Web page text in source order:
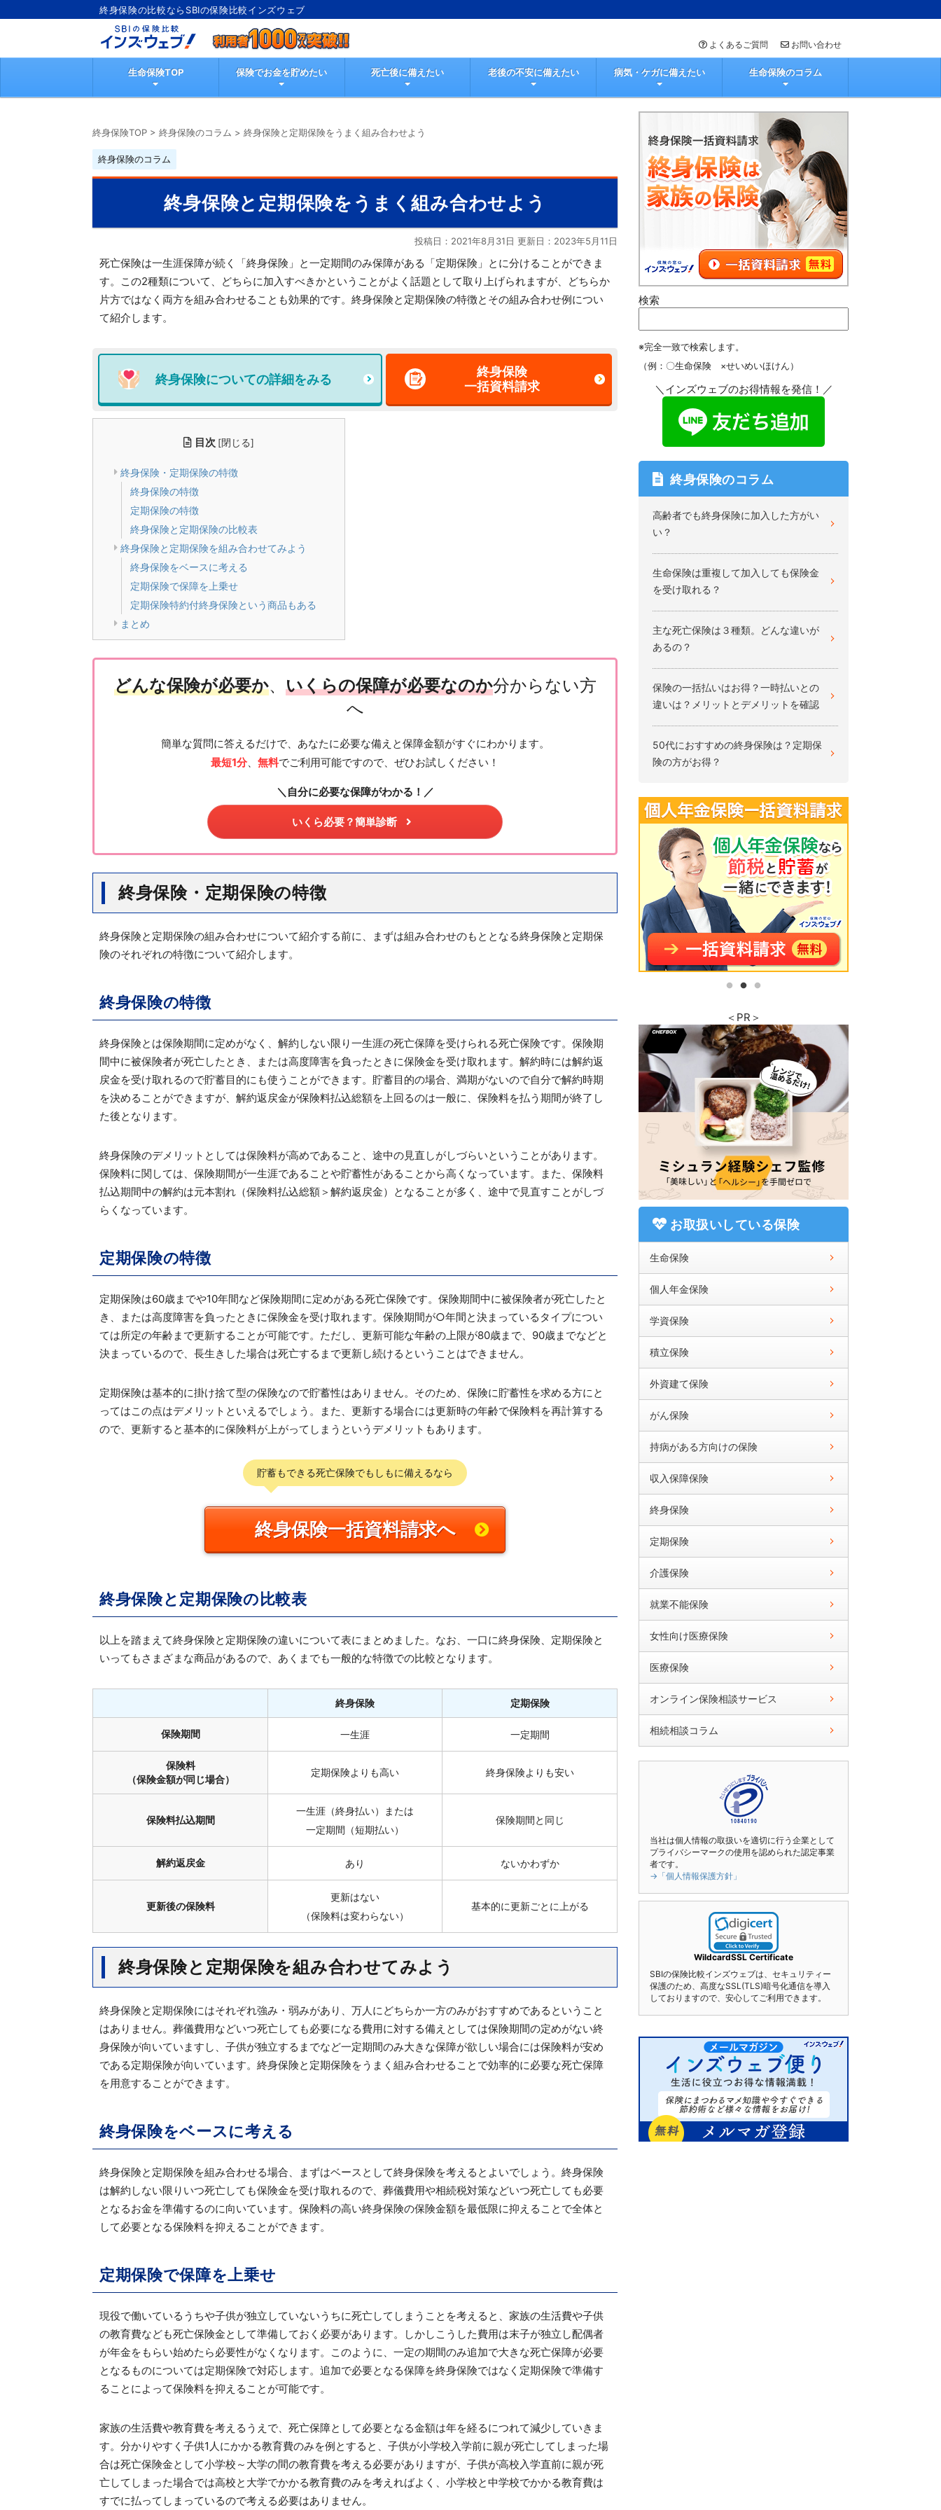
終身保険の比較ならSBIの保険比較インズウェブ
よくあるご質問 お問い合わせ
生命保険TOP 保険でお金を貯めたい 死亡後に備えたい 老後の不安に備えたい 病気・ケガに備えたい 生命保険のコラム
終身保険TOP > 終身保険のコラム > 終身保険と定期保険をうまく組み合わせよう
終身保険のコラム
終身保険と定期保険をうまく組み合わせよう
投稿日：2021年8月31日 更新日： 2023年5月11日
死亡保険は一生涯保障が続く「終身保険」と一定期間のみ保障がある「定期保険」とに分けることができま
す。この2種類について、どちらに加入すべきかということがよく話題として取り上げられますが、どちらか
片方ではなく両方を組み合わせることも効果的です。終身保険と定期保険の特徴とその組み合わせ例につい
て紹介します。
終身保険についての詳細をみる
終身保険
一括資料請求
目次 [閉じる]
終身保険・定期保険の特徴
終身保険の特徴
定期保険の特徴
終身保険と定期保険の比較表
終身保険と定期保険を組み合わせてみよう
終身保険をベースに考える
定期保険で保障を上乗せ
定期保険特約付終身保険という商品もある
まとめ
どんな保険が必要か、 いくらの保障が必要なのか分からない方
へ
簡単な質問に答えるだけで、あなたに必要な備えと保障金額がすぐにわかります。
最短1分、 無料でご利用可能ですので、ぜひお試しください！
＼自分に必要な保障がわかる！／
いくら必要？簡単診断
終身保険・定期保険の特徴
終身保険と定期保険の組み合わせについて紹介する前に、まずは組み合わせのもととなる終身保険と定期保
険のそれぞれの特徴について紹介します。
終身保険の特徴
終身保険とは保険期間に定めがなく、解約しない限り一生涯の死亡保障を受けられる死亡保険です。保険期
間中に被保険者が死亡したとき、または高度障害を負ったときに保険金を受け取れます。解約時には解約返
戻金を受け取れるので貯蓄目的にも使うことができます。貯蓄目的の場合、満期がないので自分で解約時期
を決めることができますが、解約返戻金が保険料払込総額を上回るのは一般に、保険料を払う期間が終了し
た後となります。
終身保険のデメリットとしては保険料が高めであること、途中の見直しがしづらいということがあります。
保険料に関しては、保険期間が一生涯であることや貯蓄性があることから高くなっています。また、保険料
払込期間中の解約は元本割れ（保険料払込総額＞解約返戻金）となることが多く、途中で見直すことがしづ
らくなっています。
定期保険の特徴
定期保険は60歳までや10年間など保険期間に定めがある死亡保険です。保険期間中に被保険者が死亡したと
き、または高度障害を負ったときに保険金を受け取れます。保険期間が○年間と決まっているタイプについ
ては所定の年齢まで更新することが可能です。ただし、更新可能な年齢の上限が80歳まで、90歳までなどと
決まっているので、長生きした場合は死亡するまで更新し続けるということはできません。
定期保険は基本的に掛け捨て型の保険なので貯蓄性はありません。そのため、保険に貯蓄性を求める方にと
ってはこの点はデメリットといえるでしょう。また、更新する場合には更新時の年齢で保険料を再計算する
ので、更新すると基本的に保険料が上がってしまうというデメリットもあります。
貯蓄もできる死亡保険でもしもに備えるなら
終身保険一括資料請求へ
終身保険と定期保険の比較表
以上を踏まえて終身保険と定期保険の違いについて表にまとめました。なお、一口に終身保険、定期保険と
いってもさまざまな商品があるので、あくまでも一般的な特徴での比較となります。
終身保険 定期保険
保険期間 一生涯 一定期間
保険料
（保険金額が同じ場合）
定期保険よりも高い 終身保険よりも安い
保険料払込期間
一生涯（終身払い）または
一定期間（短期払い）
保険期間と同じ
解約返戻金 あり ないかわずか
更新後の保険料
更新はない
（保険料は変わらない）
基本的に更新ごとに上がる
終身保険と定期保険を組み合わせてみよう
終身保険と定期保険にはそれぞれ強み・弱みがあり、万人にどちらか一方のみがおすすめであるということ
はありません。葬儀費用などいつ死亡しても必要になる費用に対する備えとしては保険期間の定めがない終
身保険が向いていますし、子供が独立するまでなど一定期間のみ大きな保障が欲しい場合には保険料が安め
である定期保険が向いています。終身保険と定期保険をうまく組み合わせることで効率的に必要な死亡保障
を用意することができます。
終身保険をベースに考える
終身保険と定期保険を組み合わせる場合、まずはベースとして終身保険を考えるとよいでしょう。終身保険
は解約しない限りいつ死亡しても保険金を受け取れるので、葬儀費用や相続税対策などいつ死亡しても必要
となるお金を準備するのに向いています。保険料の高い終身保険の保険金額を最低限に抑えることで全体と
して必要となる保険料を抑えることができます。
定期保険で保障を上乗せ
現役で働いているうちや子供が独立していないうちに死亡してしまうことを考えると、家族の生活費や子供
の教育費なども死亡保険金として準備しておく必要があります。しかしこうした費用は末子が独立し配偶者
が年金をもらい始めたら必要性がなくなります。このように、一定の期間のみ追加で大きな死亡保障が必要
となるものについては定期保険で対応します。追加で必要となる保障を終身保険ではなく定期保険で準備す
ることによって保険料を抑えることが可能です。
家族の生活費や教育費を考えるうえで、死亡保障として必要となる金額は年を経るにつれて減少していきま
す。分かりやすく子供1人にかかる教育費のみを例とすると、子供が小学校入学前に親が死亡してしまった場
合は死亡保険金として小学校～大学の間の教育費を考える必要がありますが、子供が高校入学直前に親が死
亡してしまった場合では高校と大学でかかる教育費のみを考えればよく、小学校と中学校でかかる教育費は
すでに払ってしまっているので考える必要はありません。
検索
※完全一致で検索します。
（例：〇生命保険 ×せいめいほけん）
＼インズウェブのお得情報を発信！／
終身保険のコラム
高齢者でも終身保険に加入した方がい
い？
生命保険は重複して加入しても保険金
を受け取れる？
主な死亡保険は３種類。どんな違いが
あるの？
保険の一括払いはお得？一時払いとの
違いは？メリットとデメリットを確認
50代におすすめの終身保険は？定期保
険の方がお得？
＜PR＞
お取扱いしている保険
生命保険
個人年金保険
学資保険
積立保険
外資建て保険
がん保険
持病がある方向けの保険
収入保障保険
終身保険
定期保険
介護保険
就業不能保険
女性向け医療保険
医療保険
オンライン保険相談サービス
相続相談コラム
当社は個人情報の取扱いを適切に行う企業として
プライバシーマークの使用を認められた認定事業
者です。
→「個人情報保護方針」
WildcardSSL Certificate
SBIの保険比較インズウェブは、セキュリティー
保護のため、高度なSSL(TLS)暗号化通信を導入
しておりますので、安心してご利用できます。